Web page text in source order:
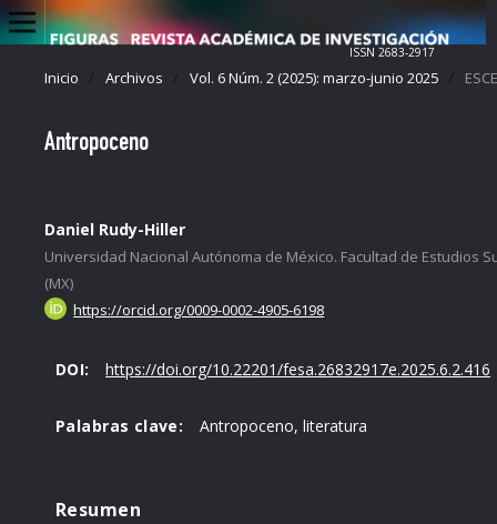
ISSN 2683-2917
Inicio / Archivos / Vol. 6 Núm. 2 (2025): marzo-junio 2025 /
Antropoceno
Daniel Rudy-Hiller
Universidad Nacional Autónoma de México. Facultad de Estudios
(MX)
https://orcid.org/0009-0002-4905-6198
DOI: https://doi.org/10.22201/fesa.26832917e.2025.6.2.416
Palabras clave: Antropoceno, literatura
Resumen